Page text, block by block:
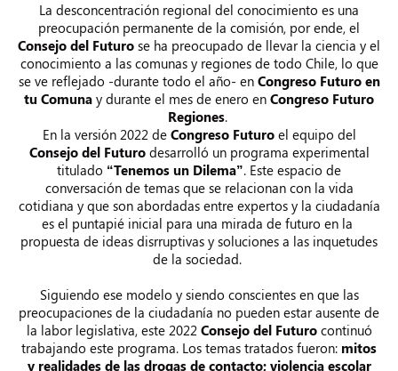
La desconcentración regional del conocimiento es una
preocupación permanente de la comisión, por ende, el
Consejo del Futuro se ha preocupado de llevar la ciencia y el
conocimiento a las comunas y regiones de todo Chile, lo que
se ve reflejado -durante todo el año- en Congreso Futuro en
tu Comuna y durante el mes de enero en Congreso Futuro
Regiones.
En la versión 2022 de Congreso Futuroel equipo del
Consejo del Futuro desarrolló un programa experimental
titulado “Tenemos un Dilema”. Este espacio de
conversación de temas que se relacionan con la vida
cotidiana y que son abordadas entre expertos y la ciudadanía
es el puntapié inicial para una mirada de futuro en la
propuesta de ideas disrruptivas y soluciones a las inquetudes
de la sociedad.
Siguiendo ese modelo y siendo conscientes en que las
preocupaciones de la ciudadanía no pueden estar ausente de
la labor legislativa, este 2022 Consejo del Futuro continuó
trabajando este programa. Los temas tratados fueron: mitos
y realidades de las drogas de contacto; violencia escolar